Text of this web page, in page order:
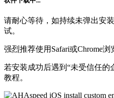
请耐心等待，如持续未弹出安
试。
强烈推荐使用Safari或Chrome
若安装成功后遇到“未受信任
教程。